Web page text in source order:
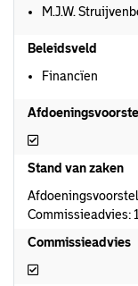
M.J.W.
Beleidsveld
Financïen
Stand van zaken
Commissieadvies:
Commissieadvies
Commissieadvies